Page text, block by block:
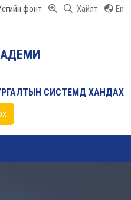
фонт Хайлт En
СИСТЕМД ХАНДАХ